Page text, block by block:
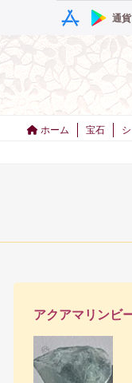
通貨
ホーム 宝石
アクアマリンビ